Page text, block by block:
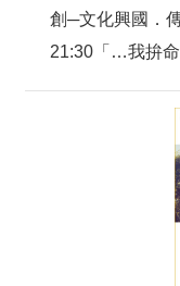
創─文化興國．
21:30「…我拚